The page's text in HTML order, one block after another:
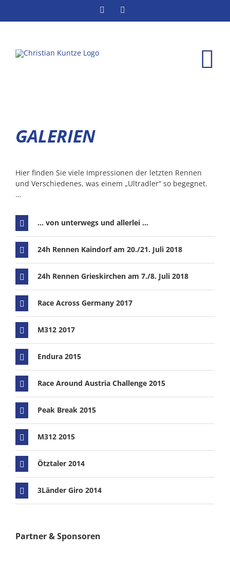
Instagram
GALERIEN
Hier finden Sie viele Impressionen der letzten Rennen
und Verschiedenes, was einem „Ultradler“ so begegnet.
…
... von unterwegs und allerlei ...
24h Rennen Kaindorf am 20./21. Juli 2018
24h Rennen Grieskirchen am 7./8. Juli 2018
Race Across Germany 2017
M312 2017
Endura 2015
Race Around Austria Challenge 2015
Peak Break 2015
M312 2015
Ötztaler 2014
3Länder Giro 2014
Partner & Sponsoren